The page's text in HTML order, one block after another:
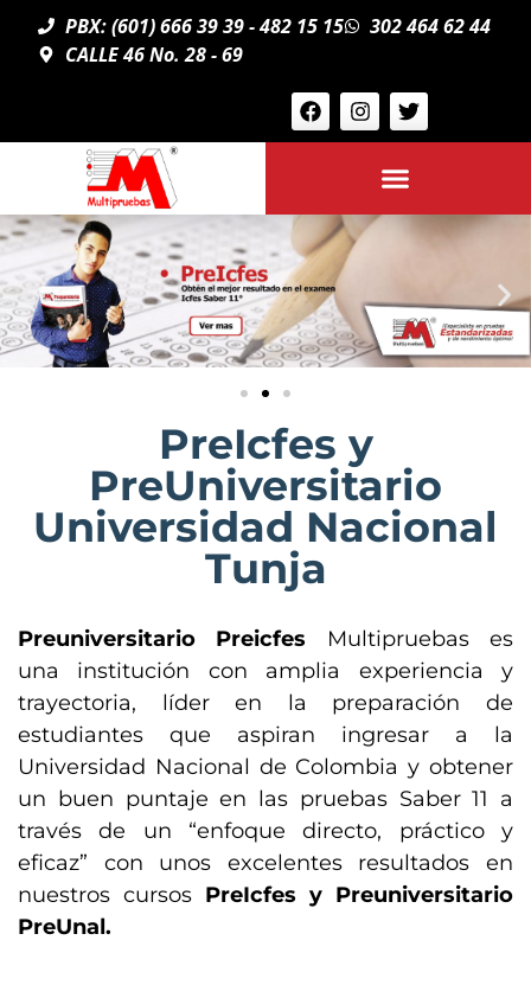
PBX: (601) 666 39 39 - 482 15 15
302 464 62 44
CALLE 46 No. 28 - 69
PreIcfes y
PreUniversitario
Universidad Nacional
Tunja
Preuniversitario Preicfes
Multipruebas es
una institución con amplia experiencia y
trayectoria, líder en la preparación de
estudiantes que aspiran ingresar a la
Universidad Nacional de Colombia y obtener
un buen puntaje en las pruebas Saber 11 a
través de un “enfoque directo, práctico y
eficaz” con unos excelentes resultados en
nuestros cursos PreIcfes y Preuniversitario
PreUnal.